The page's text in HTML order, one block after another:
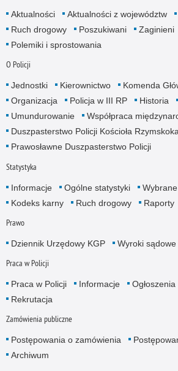
Aktualności Aktualności z województw
Ruch drogowy
Poszukiwani Zaginieni
Polemiki i sprostowania
O Policji
Jednostki Kierownictwo
Komenda
Organizacja
Policja w III RP Historia
Umundurowanie
Współpraca
Duszpasterstwo Policji Kościoła
Prawosławne Duszpasterstwo Policji
Statystyka
Informacje Ogólne statystyki
Kodeks karny
Ruch drogowy Raporty
Prawo
Dziennik Urzędowy KGP Wyroki sądowe
Praca w Policji
Praca w Policji Informacje Ogłoszenia
Rekrutacja
Zamówienia publiczne
Postępowania o zamówienia
Archiwum